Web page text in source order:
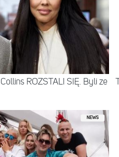
ROZSTALI SIĘ. Byli ze
NEWS